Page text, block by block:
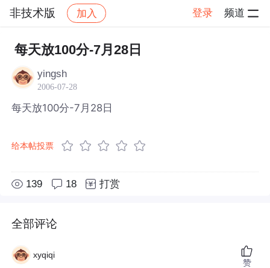
非技术版 加入 登录 频道
社区 非技术版 帖子详情
每天放100分-7月28日
yingsh
2006-07-28
每天放100分-7月28日
给本帖投票
139 18 打赏
全部评论
xyqiqi
赞